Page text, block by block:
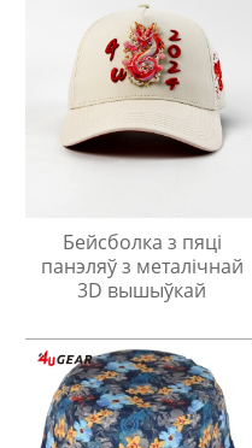
Бейсболка з пяці
панэляў з металічнай
3D вышыўкай